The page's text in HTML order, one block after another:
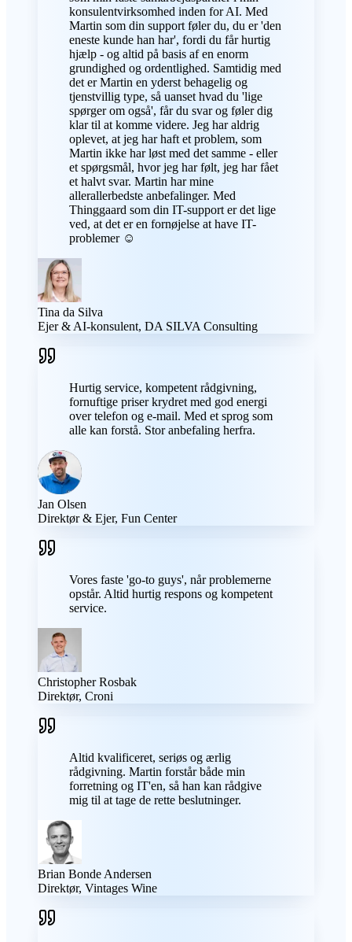
konsulentvirksomhed inden for AI. Med
Martin som din support føler du, du er 'den
eneste kunde han har', fordi du får hurtig
hjælp - og altid på basis af en enorm
grundighed og ordentlighed. Samtidig med
det er Martin en yderst behagelig og
tjenstvillig type, så uanset hvad du 'lige
spørger om også', får du svar og føler dig
klar til at komme videre. Jeg har aldrig
oplevet, at jeg har haft et problem, som
Martin ikke har løst med det samme - eller
et spørgsmål, hvor jeg har følt, jeg har fået
et halvt svar. Martin har mine
allerallerbedste anbefalinger. Med
Thinggaard som din IT-support er det lige
ved, at det er en fornøjelse at have IT-
problemer ☺️
Tina da Silva
Ejer & AI-konsulent, DA SILVA Consulting
Hurtig service, kompetent rådgivning,
fornuftige priser krydret med god energi
over telefon og e-mail. Med et sprog som
alle kan forstå. Stor anbefaling herfra.
Jan Olsen
Direktør & Ejer, Fun Center
Vores faste 'go-to guys', når problemerne
opstår. Altid hurtig respons og kompetent
service.
Christopher Rosbak
Direktør, Croni
Altid kvalificeret, seriøs og ærlig
rådgivning. Martin forstår både min
forretning og IT'en, så han kan rådgive
mig til at tage de rette beslutninger.
Brian Bonde Andersen
Direktør, Vintages Wine